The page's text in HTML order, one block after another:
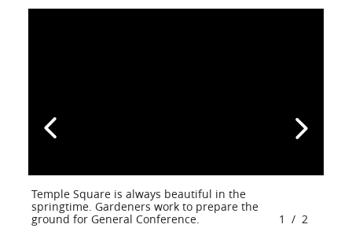
Temple Square is always beautiful in the
springtime. Gardeners work to prepare the
ground for General Conference.
1 / 2